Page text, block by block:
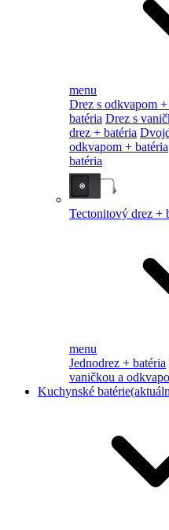
menu
Drez s odkvapom +
batéria Drez s
drez + batéria
odkvapom + batéria
batéria
Tectonitový drez +
menu
Jednodrez + batéria
vaničkou a
Kuchynské batérie